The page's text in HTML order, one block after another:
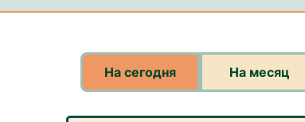
На сегодня На месяц